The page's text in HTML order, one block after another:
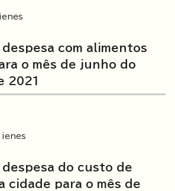
com alimentos
o mês de junho do
2021
do custo de
cidade para o mês de